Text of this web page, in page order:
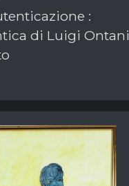
:
di Luigi Ontani